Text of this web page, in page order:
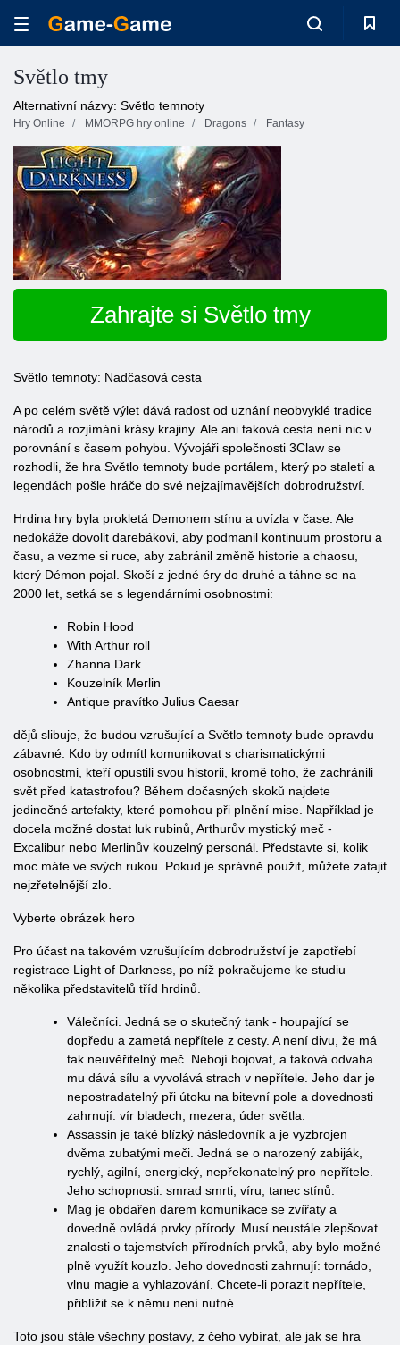
Světlo tmy
Alternativní názvy: Světlo temnoty
Hry Online MMORPG hry online Dragons Fantasy
Zahrajte si Světlo tmy
Světlo temnoty: Nadčasová cesta
A po celém světě výlet dává radost od uznání neobvyklé tradice
národů a rozjímání krásy krajiny. Ale ani taková cesta není nic v
porovnání s časem pohybu. Vývojáři společnosti 3Claw se
rozhodli, že hra Světlo temnoty bude portálem, který po staletí a
legendách pošle hráče do své nejzajímavějších dobrodružství.
Hrdina hry byla prokletá Demonem stínu a uvízla v čase. Ale
nedokáže dovolit darebákovi, aby podmanil kontinuum prostoru a
času, a vezme si ruce, aby zabránil změně historie a chaosu,
který Démon pojal. Skočí z jedné éry do druhé a táhne se na
2000 let, setká se s legendárními osobnostmi:
Robin Hood
With Arthur roll
Zhanna Dark
Kouzelník Merlin
Antique pravítko Julius Caesar
dějů slibuje, že budou vzrušující a Světlo temnoty bude opravdu
zábavné. Kdo by odmítl komunikovat s charismatickými
osobnostmi, kteří opustili svou historii, kromě toho, že zachránili
svět před katastrofou? Během dočasných skoků najdete
jedinečné artefakty, které pomohou při plnění mise. Například je
docela možné dostat luk rubinů, Arthurův mystický meč -
Excalibur nebo Merlinův kouzelný personál. Představte si, kolik
moc máte ve svých rukou. Pokud je správně použit, můžete zatajit
nejzřetelnější zlo.
Vyberte obrázek hero
Pro účast na takovém vzrušujícím dobrodružství je zapotřebí
registrace Light of Darkness, po níž pokračujeme ke studiu
několika představitelů tříd hrdinů.
Válečníci. Jedná se o skutečný tank - houpající se
dopředu a zametá nepřítele z cesty. A není divu, že má
tak neuvěřitelný meč. Nebojí bojovat, a taková odvaha
mu dává sílu a vyvolává strach v nepřítele. Jeho dar je
nepostradatelný při útoku na bitevní pole a dovednosti
zahrnují: vír bladech, mezera, úder světla.
Assassin je také blízký následovník a je vyzbrojen
dvěma zubatými meči. Jedná se o narozený zabiják,
rychlý, agilní, energický, nepřekonatelný pro nepřítele.
Jeho schopnosti: smrad smrti, víru, tanec stínů.
Mag je obdařen darem komunikace se zvířaty a
dovedně ovládá prvky přírody. Musí neustále zlepšovat
znalosti o tajemstvích přírodních prvků, aby bylo možné
plně využít kouzlo. Jeho dovednosti zahrnují: tornádo,
vlnu magie a vyhlazování. Chcete-li porazit nepřítele,
přiblížit se k němu není nutné.
Toto jsou stále všechny postavy, z čeho vybírat, ale jak se hra